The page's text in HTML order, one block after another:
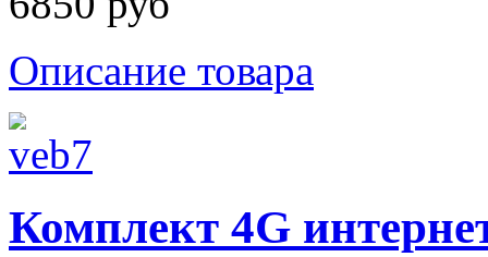
Описание товара
Комплект 4G